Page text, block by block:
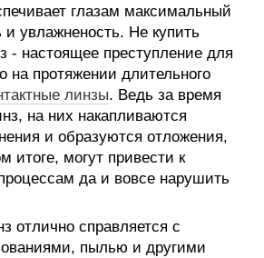
глазам максимальный
и увлажненость. Не купить
- настоящее преступление для
на протяжении длительного
линзы. Ведь за время
на них накапливаются
и образуются отложения,
итоге, могут привести к
да и вовсе нарушить
отлично справляется с
пылью и другими